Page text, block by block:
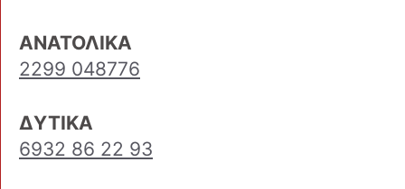
ΑΝΑΤΟΛΙΚΑ
2299 048776
ΔΥΤΙΚΑ
6932 86 22 93